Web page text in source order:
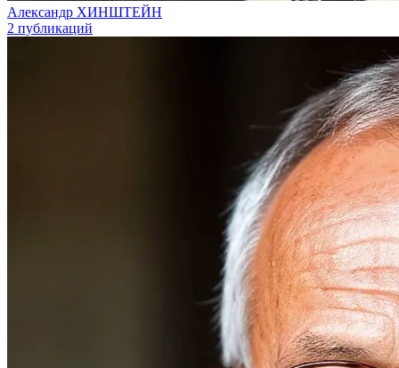
Александр ХИНШТЕЙН
2 публикаций